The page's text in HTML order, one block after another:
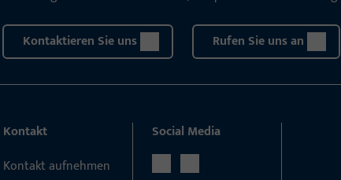
Kontaktieren Sie uns Rufen Sie uns an
Kontakt
Kontakt aufnehmen
Social Media